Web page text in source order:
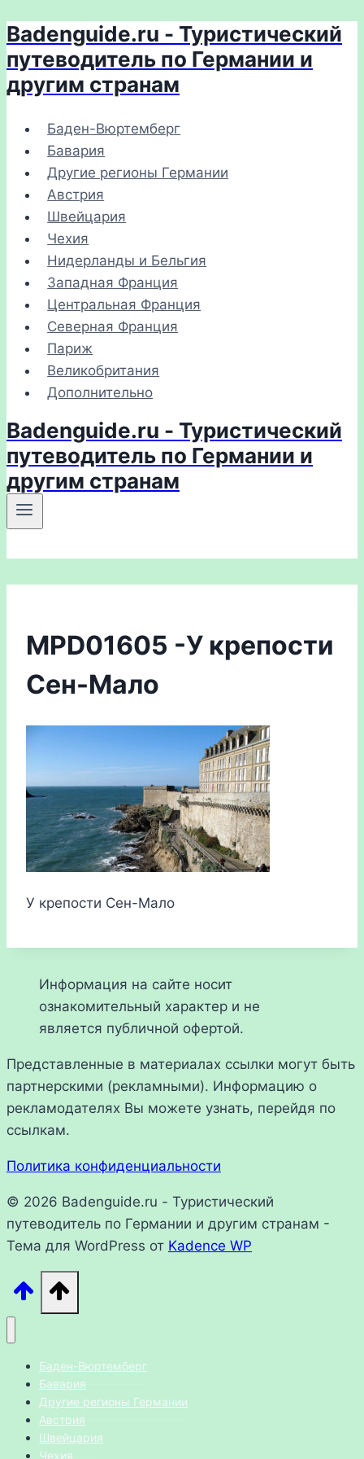
Перейти
к
содержимому
Badenguide.ru - Туристический
путеводитель по Германии и
другим странам
Баден-Вюртемберг
Бавария
Другие регионы Германии
Австрия
Швейцария
Чехия
Нидерланды и Бельгия
Западная Франция
Центральная Франция
Северная Франция
Париж
Великобритания
Дополнительно
Badenguide.ru - Туристический
путеводитель по Германии и
другим странам
MPD01605 -У крепости
Сен-Мало
У крепости Сен-Мало
Информация на сайте носит
ознакомительный характер и не
является публичной офертой.
Представленные в материалах ссылки могут быть
партнерскими (рекламными). Информацию о
рекламодателях Вы можете узнать, перейдя по
ссылкам.
Политика конфиденциальности
© 2026 Badenguide.ru - Туристический
путеводитель по Германии и другим странам -
Тема для WordPress от Kadence WP
Баден-Вюртемберг
Бавария
Другие регионы Германии
Австрия
Швейцария
Чехия